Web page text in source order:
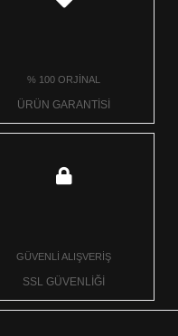
% 100 ORJİNAL
ÜRÜN GARANTİSİ
GÜVENLİ ALIŞVERİŞ
SSL GÜVENLİĞİ